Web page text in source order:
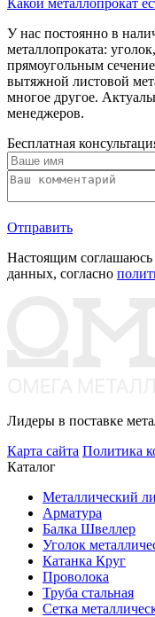
У нас постоянно в
металлопроката:
прямоугольным
вытяжной листовой
многое другое.
менеджеров.
Бесплатная
Отправить
Настоящим соглашаюсь
данных, согласно
Лидеры в поставке
Карта сайта Политика
Каталог
Металлический
Арматура
Балка Швеллер
Уголок
Катанка Круг
Проволока
Труба стальная
Сетка